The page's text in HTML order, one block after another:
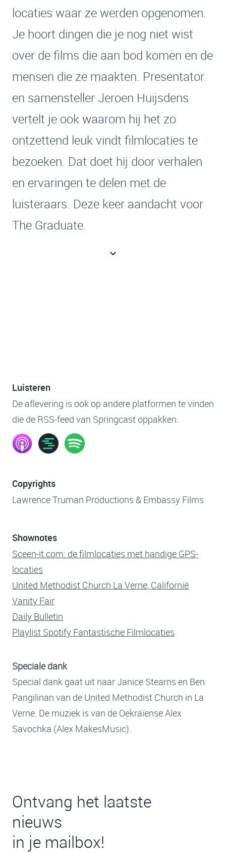
locaties waar ze werden opgenomen.
Je hoort dingen die je nog niet wist
over de films die aan bod komen en de
mensen die ze maakten. Presentator
en samensteller Jeroen Huijsdens
vertelt je ook waarom hij het zo
ontzettend leuk vindt filmlocaties te
bezoeken. Dat doet hij door verhalen
en ervaringen te delen met de
luisteraars. Deze keer aandacht voor
The Graduate.
Luisteren
De aflevering is ook op andere platformen te vinden
die de RSS-feed van Springcast oppakken.
Copyrights
Lawrence Truman Productions & Embassy Films
Shownotes
Sceen-it.com: de filmlocaties met handige GPS-
locaties
United Methodist Church La Verne, Californië
Vanity Fair
Daily Bulletin
Playlist Spotify Fantastische Filmlocaties
Speciale dank
Special dank gaat uit naar Janice Stearns en Ben
Pangilinan van de United Methodist Church in La
Verne. De muziek is van de Oekraïense Alex
Savochka (Alex MakesMusic).
Ontvang het laatste
nieuws
in je mailbox!